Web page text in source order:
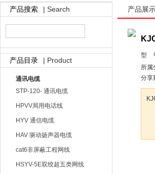
产品搜索 | Search
产品目录 | Product
通讯电缆
STP-120- 通讯电缆
HPVV局用电话线
HYV 通信电缆
HAV 驱动扬声器电缆
cat6非屏蔽工程网线
HSYV-5E双绞超五类网线
产品展
型
所属
分享